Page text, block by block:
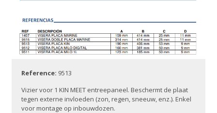
Reference: 9513
Vizier voor 1 KIN MEET entreepaneel. Beschermt de plaat
tegen externe invloeden (zon, regen, sneeuw, enz.). Enkel
voor montage op inbouwdozen.